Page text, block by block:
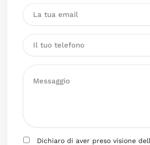
Dichiaro di aver preso visione